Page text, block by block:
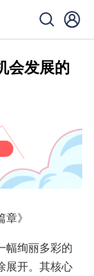
会发展的
》
幅绚丽多彩的
展开。其核心